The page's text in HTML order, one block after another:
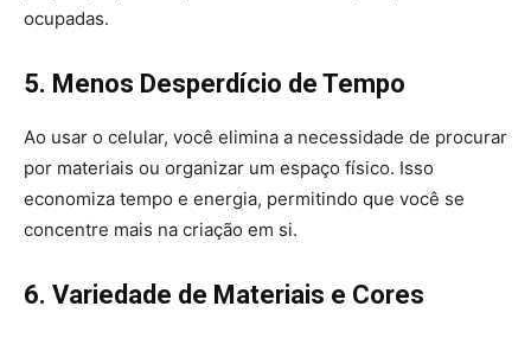
ocupadas.
5. Menos Desperdício de Tempo
Ao usar o celular, você elimina a necessidade de procurar
por materiais ou organizar um espaço físico. Isso
economiza tempo e energia, permitindo que você se
concentre mais na criação em si.
6. Variedade de Materiais e Cores